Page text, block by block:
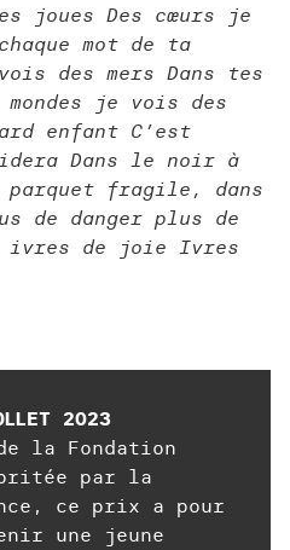
joues Des cœurs je
mot de ta
des mers Dans tes
mondes je vois des
enfant C’est
Dans le noir à
parquet fragile, dans
de danger plus de
ivres de joie Ivres
2023
la Fondation
par la
ce prix a pour
une jeune